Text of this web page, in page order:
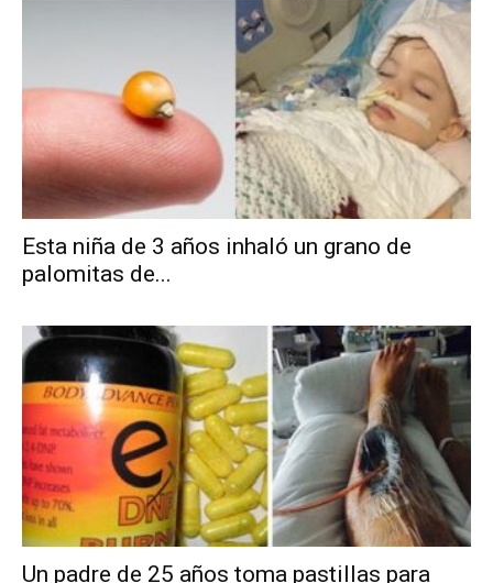
Esta niña de 3 años inhaló un grano de
palomitas de...
Un padre de 25 años toma pastillas para